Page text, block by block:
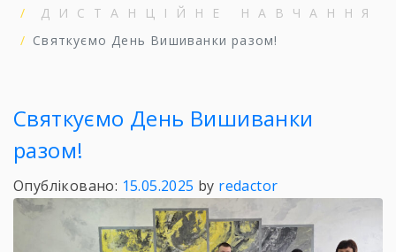
ДИСТАНЦІЙНЕ НАВЧАННЯ
Святкуємо День Вишиванки разом!
Святкуємо День Вишиванки
разом!
Опубліковано: 15.05.2025 by redactor